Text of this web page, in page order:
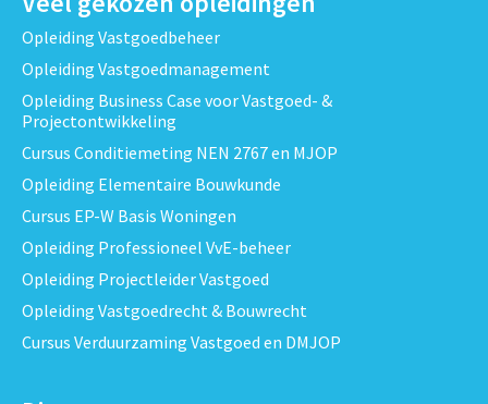
Opleiding Vastgoedbeheer
Opleiding Vastgoedmanagement
Opleiding Business Case voor Vastgoed- &
Projectontwikkeling
Cursus Conditiemeting NEN 2767 en MJOP
Opleiding Elementaire Bouwkunde
Cursus EP-W Basis Woningen
Opleiding Professioneel VvE-beheer
Opleiding Projectleider Vastgoed
Opleiding Vastgoedrecht & Bouwrecht
Cursus Verduurzaming Vastgoed en DMJOP